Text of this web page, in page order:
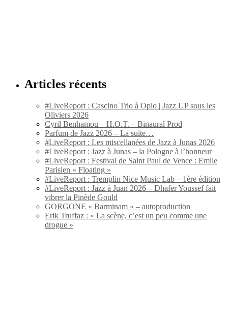
Articles récents
#LiveReport : Cascino Trio à Opio | Jazz UP sous les
Oliviers 2026
Cyril Benhamou – H.O.T. – Binaural Prod
Parfum de Jazz 2026 – La suite…
#LiveReport : Les miscellanées de Jazz à Junas 2026
#LiveReport : Jazz à Junas – la Pologne à l’honneur
#LiveReport : Festival de Saint Paul de Vence : Emile
Parisien « Floating »
#LiveReport : Tremplin Nice Music Lab – 1ère édition
#LiveReport : Jazz à Juan 2026 – Dhafer Youssef fait
vibrer la Pinède Gould
GORGONE « Barminam » – autoproduction
Erik Truffaz : « La scène, c’est un peu comme une
drogue »